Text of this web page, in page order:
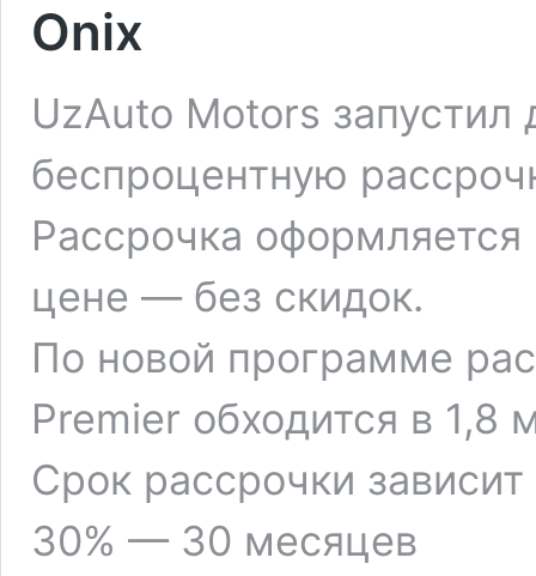
Onix
UzAuto Motors запустил
беспроцентную
Рассрочка
цене — без скидок.
По новой программе
Premier обходится в 1,8
Срок рассрочки
30% — 30 месяцев